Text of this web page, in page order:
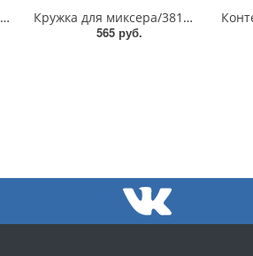
Набор насадок 3 в 1/38203/ПБ
Кружка для миксера/38181/ПБ
565 руб.